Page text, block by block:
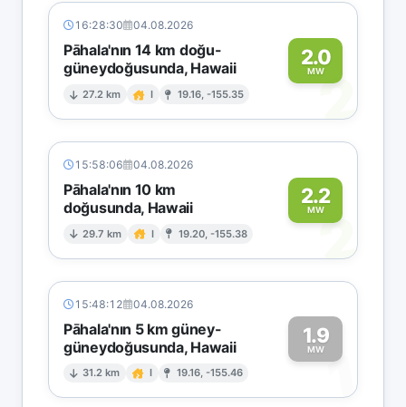
16:28:30 04.08.2026
Pāhala'nın 14 km doğu-
güneydoğusunda, Hawaii
27.2 km I 19.16, -155.35
2.0
MW2
15:58:06 04.08.2026
Pāhala'nın 10 km
doğusunda, Hawaii
29.7 km I 19.20, -155.38
2.2
MW2
15:48:12 04.08.2026
Pāhala'nın 5 km güney-
güneydoğusunda, Hawaii
31.2 km I 19.16, -155.46
1.9
MW1